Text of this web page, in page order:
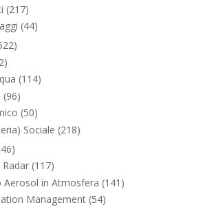
(217)
(44)
(114)
(96)
(50)
Sociale (218)
Radar (117)
Aerosol in Atmosfera (141)
Management (54)